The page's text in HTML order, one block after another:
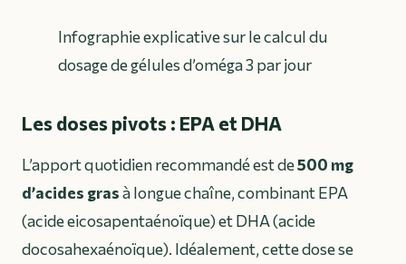
Infographie explicative sur le calcul du
dosage de gélules d’oméga 3 par jour
Les doses pivots : EPA et DHA
L’apport quotidien recommandé est de500 mg
d’acides grasà longue chaîne, combinant EPA
(acide eicosapentaénoïque) et DHA (acide
docosahexaénoïque). Idéalement, cette dose se